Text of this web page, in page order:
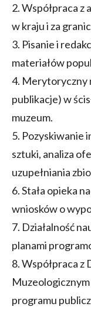
2. Współpraca
w kraju i za
3. Pisanie i
materiałów
4. Merytoryczny
publikacje) w
muzeum.
5. Pozyskiwanie
sztuki, analiza
uzupełniania
6. Stała opieka
wniosków o
7. Działalność
planami
8. Współpraca z
programu